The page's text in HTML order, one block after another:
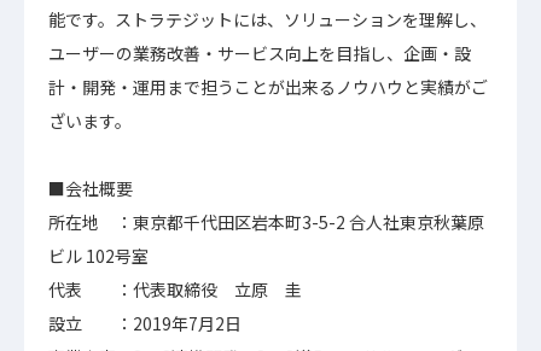
能です。ストラテジットには、ソリューションを理解し、
ユーザーの業務改善・サービス向上を目指し、企画・設
計・開発・運用まで担うことが出来るノウハウと実績がご
ざいます。
■会社概要
所在地 ：東京都千代田区岩本町3-5-2 合人社東京秋葉原
ビル 102号室
代表 ：代表取締役 立原 圭
設立 ：2019年7月2日